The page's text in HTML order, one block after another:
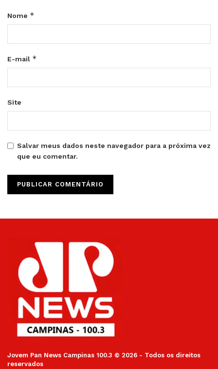
Nome *
E-mail *
Site
Salvar meus dados neste navegador para a próxima vez
que eu comentar.
Jovem Pan News Campinas 100.3 © 2026 - Todos os direitos
reservados